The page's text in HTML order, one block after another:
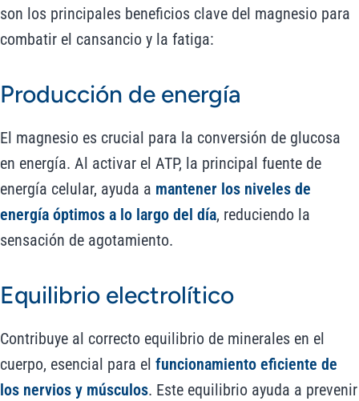
son los principales beneficios clave del magnesio para
combatir el cansancio y la fatiga:
Producción de energía
El magnesio es crucial para la conversión de glucosa
en energía. Al activar el ATP, la principal fuente de
energía celular, ayuda a mantener los niveles de
energía óptimos a lo largo del día, reduciendo la
sensación de agotamiento.
Equilibrio electrolítico
Contribuye al correcto equilibrio de minerales en el
cuerpo, esencial para el funcionamiento eficiente de
los nervios y músculos. Este equilibrio ayuda a prevenir